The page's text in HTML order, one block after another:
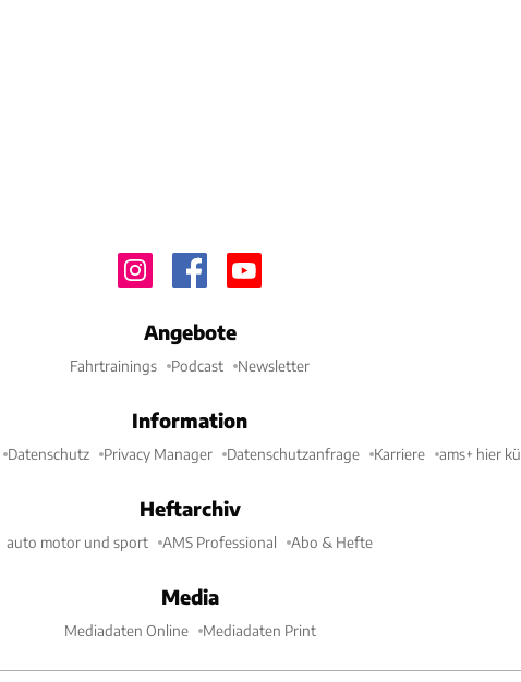
Angebote
Fahrtrainings Podcast Newsletter
Information
Datenschutz Privacy Manager Datenschutzanfrage Karriere ams+ hier
Heftarchiv
auto motor und sport AMS Professional Abo & Hefte
Media
Mediadaten Online Mediadaten Print